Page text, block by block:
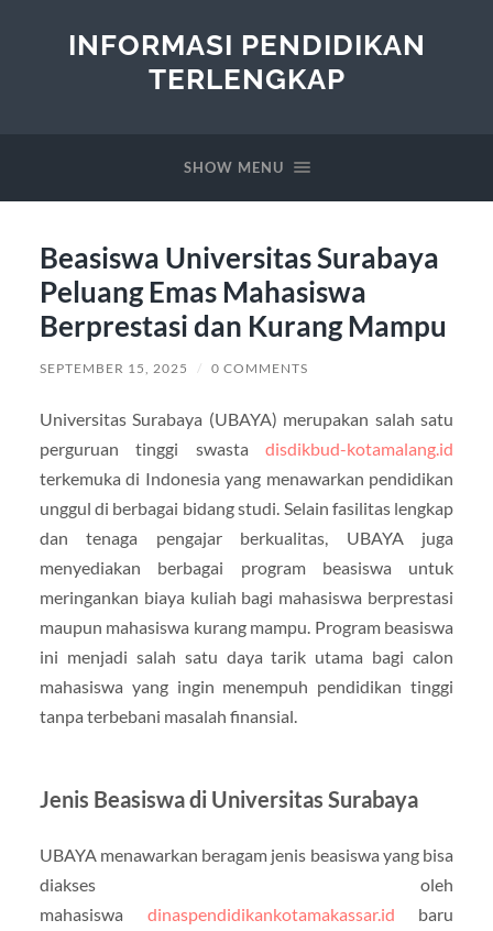
INFORMASI PENDIDIKAN
TERLENGKAP
SHOW MENU
Beasiswa Universitas Surabaya
Peluang Emas Mahasiswa
Berprestasi dan Kurang Mampu
SEPTEMBER 15, 2025 / 0 COMMENTS
Universitas Surabaya (UBAYA) merupakan salah satu
perguruan tinggi swastadisdikbud-kotamalang.id
terkemuka di Indonesia yang menawarkan pendidikan
unggul di berbagai bidang studi. Selain fasilitas lengkap
dan tenaga pengajar berkualitas, UBAYA juga
menyediakan berbagai program beasiswa untuk
meringankan biaya kuliah bagi mahasiswa berprestasi
maupun mahasiswa kurang mampu. Program beasiswa
ini menjadi salah satu daya tarik utama bagi calon
mahasiswa yang ingin menempuh pendidikan tinggi
tanpa terbebani masalah finansial.
Jenis Beasiswa di Universitas Surabaya
UBAYA menawarkan beragam jenis beasiswa yang bisa
diakses oleh
mahasiswa dinaspendidikankotamakassar.id baru